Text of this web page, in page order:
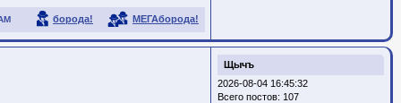
борода! МЕГАборода!
Щычъ
2026-08-04 16:45:32
Всего постов: 107